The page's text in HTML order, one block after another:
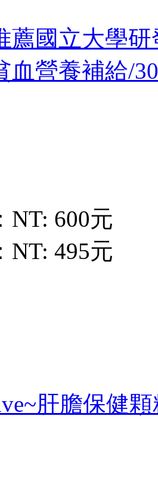
薦國立大學
血營養補給/
NT: 600元
NT: 495元
肝膽保健顆